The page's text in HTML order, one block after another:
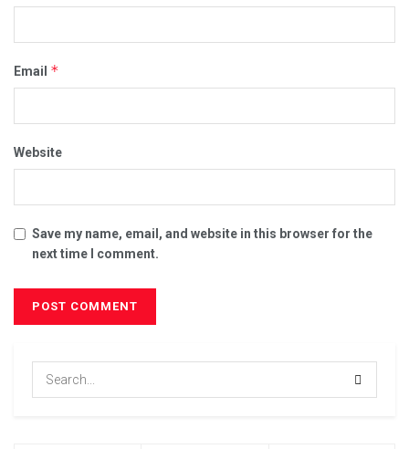
Email *
Website
Save my name, email, and website in this browser for the
next time I comment.